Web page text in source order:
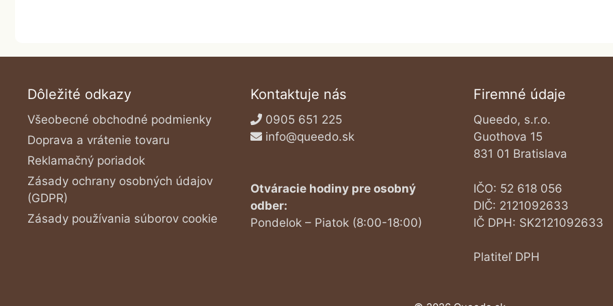
Dôležité odkazy
Všeobecné obchodné podmienky
Doprava a vrátenie tovaru
Reklamačný poriadok
Zásady ochrany osobných údajov
(GDPR)
Zásady používania súborov cookie
Kontaktuje nás
0905 651 225
info@queedo.sk
Otváracie hodiny pre osobný
odber:
Pondelok – Piatok (8:00-18:00)
Firemné údaje
Queedo, s.r.o.
Guothova 15
831 01 Bratislava
IČO: 52 618 056
DIČ: 2121092633
IČ DPH: SK2121092633
Platiteľ DPH